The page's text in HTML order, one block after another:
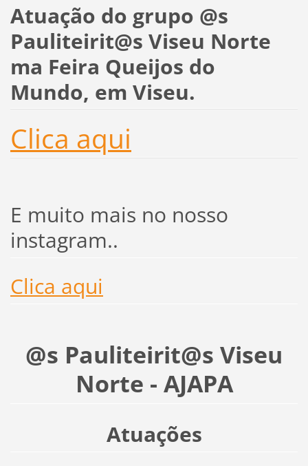
Atuação do grupo @s
Pauliteirit@s Viseu Norte
ma Feira Queijos do
Mundo, em Viseu.
Clica aqui
E muito mais no nosso
instagram..
Clica aqui
@s Pauliteirit@s Viseu
Norte - AJAPA
Atuações